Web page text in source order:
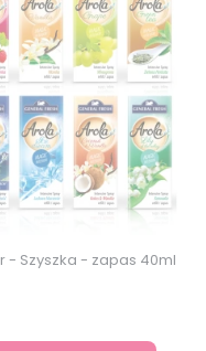
- Szyszka - zapas 40ml